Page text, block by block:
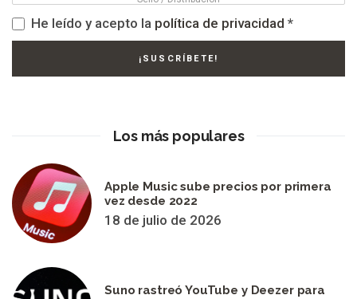
He leído y acepto la política de privacidad *
Los más populares
Apple Music sube precios por primera
vez desde 2022
18 de julio de 2026
Suno rastreó YouTube y Deezer para